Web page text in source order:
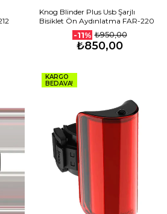
Knog Blinder Plus Usb Şarjlı
Bisiklet Ön Aydınlatma FAR-220
-11% ₺950,00
₺850,00
KARGO
BEDAVA!